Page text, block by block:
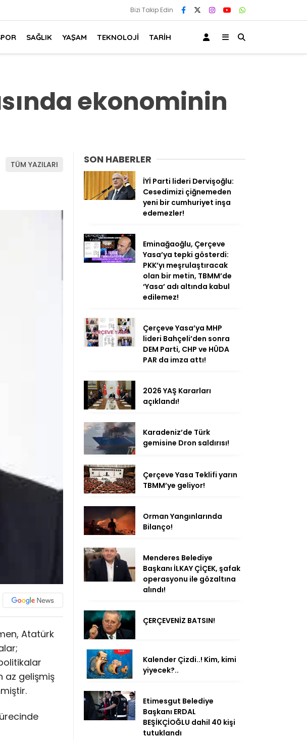
Bizi Takip Edin
SAĞLIK YAŞAM TEKNOLOJİ TARİH
ekonominin
TÜM YAZILARI
Atatürk
az gelişmiş
SON HABERLER
İYİ Parti lideri Dervişoğlu:
Cesedimizi çiğnemeden
yeni bir cumhuriyet inşa
edemezler!
Eminağaoğlu, Çerçeve
Yasa’ya tepki gösterdi:
PKK’yı meşrulaştıracak
olan bir metin, TBMM’de
‘Yasa’ adı altında kabul
edilemez!
Çerçeve Yasa’ya MHP
lideri Bahçeli’den sonra
DEM Parti, CHP ve HÜDA
PAR da imza attı!
2026 YAŞ Kararları
açıklandı!
Karadeniz’de Türk
gemisine Dron saldırısı!
Çerçeve Yasa Teklifi yarın
TBMM’ye geliyor!
Orman Yangınlarında
Bilanço!
Menderes Belediye
Başkanı İLKAY ÇİÇEK, şafak
operasyonu ile gözaltına
alındı!
ÇERÇEVENİZ BATSIN!
Kalender Çizdi..! Kim, kimi
yiyecek?..
Etimesgut Belediye
Başkanı ERDAL
BEŞİKÇİOĞLU dahil 40 kişi
tutuklandı